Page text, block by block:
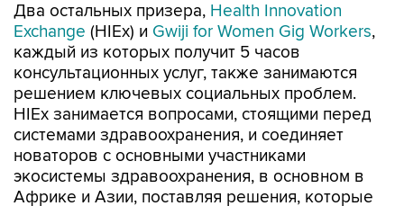
Два остальных призера, Health Innovation
Exchange (HIEx) и Gwiji for Women Gig Workers,
каждый из которых получит 5 часов
консультационных услуг, также занимаются
решением ключевых социальных проблем.
HIEx занимается вопросами, стоящими перед
системами здравоохранения, и соединяет
новаторов с основными участниками
экосистемы здравоохранения, в основном в
Африке и Азии, поставляя решения, которые